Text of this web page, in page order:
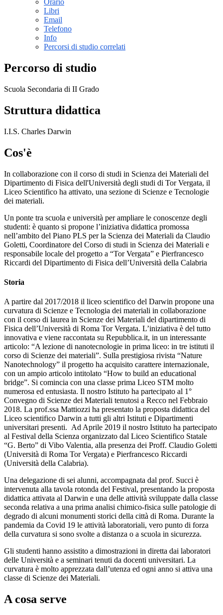
Orario
Libri
Email
Telefono
Info
Percorsi di studio correlati
Percorso di studio
Scuola Secondaria di II Grado
Struttura didattica
I.I.S. Charles Darwin
Cos'è
In collaborazione con il corso di studi in Scienza dei Materiali del
Dipartimento di Fisica dell'Università degli studi di Tor Vergata, il
Liceo Scientifico ha attivato, una sezione di Scienze e Tecnologie
dei materiali.
Un ponte tra scuola e università per ampliare le conoscenze degli
studenti: è quanto si propone l’iniziativa didattica promossa
nell’ambito del Piano PLS per la Scienza dei Materiali da Claudio
Goletti, Coordinatore del Corso di studi in Scienza dei Materiali e
responsabile locale del progetto a “Tor Vergata” e Pierfrancesco
Riccardi del Dipartimento di Fisica dell’Università della Calabria
Storia
A partire dal 2017/2018 il liceo scientifico del Darwin propone una
curvatura di Scienze e Tecnologia dei materiali in collaborazione
con il corso di laurea in Scienze dei Materiali del dipartimento di
Fisica dell’Università di Roma Tor Vergata. L’iniziativa è del tutto
innovativa e viene raccontata su Repubblica.it, in un interessante
articolo: “A lezione di nanotecnologie in prima liceo: in tre istituti il
corso di Scienze dei materiali”. Sulla prestigiosa rivista “Nature
Nanotechnology” il progetto ha acquisito carattere internazionale,
con un ampio articolo intitolato “How to build an educational
bridge”. Si comincia con una classe prima Liceo STM molto
numerosa ed entusiasta. Il nostro Istituto ha partecipato al 1°
Convegno di Scienze dei Materiali tenutosi a Recco nel Febbraio
2018. La prof.ssa Mattiozzi ha presentato la proposta didattica del
Liceo scientifico Darwin a tutti gli altri Istituti e Dipartimenti
universitari presenti. Ad Aprile 2019 il nostro Istituto ha partecipato
al Festival della Scienza organizzato dal Liceo Scientifico Statale
“G. Berto” di Vibo Valentia, alla presenza dei Proff. Claudio Goletti
(Università di Roma Tor Vergata) e Pierfrancesco Riccardi
(Università della Calabria).
Una delegazione di sei alunni, accompagnata dal prof. Succi è
intervenuta alla tavola rotonda del Festival, presentando la proposta
didattica attivata al Darwin e una delle attività sviluppate dalla classe
seconda relativa a una prima analisi chimico-fisica sulle patologie di
degrado di alcuni monumenti storici della città di Roma. Durante la
pandemia da Covid 19 le attività laboratoriali, vero punto di forza
della curvatura si sono svolte a distanza o a scuola in sicurezza.
Gli studenti hanno assistito a dimostrazioni in diretta dai laboratori
delle Università e a seminari tenuti da docenti universitari. La
curvatura è molto apprezzata dall’utenza ed ogni anno si attiva una
classe di Scienze dei Materiali.
A cosa serve